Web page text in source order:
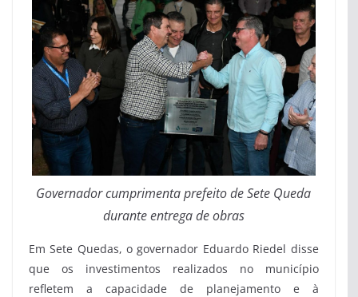
Governador cumprimenta prefeito de Sete Queda
durante entrega de obras
Em Sete Quedas, o governador Eduardo Riedel disse
que os investimentos realizados no município
refletem a capacidade de planejamento e à